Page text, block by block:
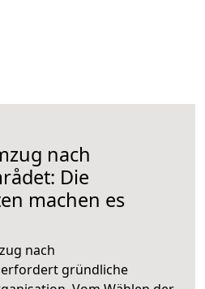
nach
Die
machen es
nach
gründliche